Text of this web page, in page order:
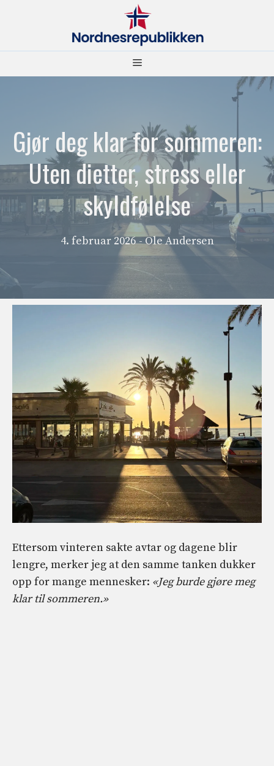
Meny
Gjør deg klar for sommeren:
Uten dietter, stress eller
skyldfølelse
4. februar 2026 - Ole Andersen
Ettersom vinteren sakte avtar og dagene blir
lengre, merker jeg at den samme tanken dukker
opp for mange mennesker: «Jeg burde gjøre meg
klar til sommeren.»